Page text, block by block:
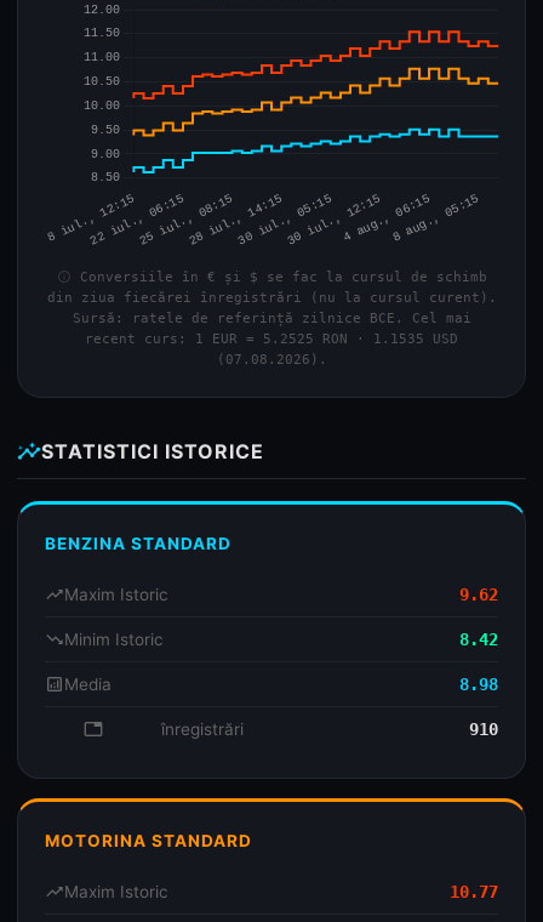
info Conversiile în € și $ se fac la cursul de schimb
din ziua fiecărei înregistrări (nu la cursul curent).
Sursă: ratele de referință zilnice BCE. Cel mai
recent curs: 1 EUR = 5.2525 RON · 1.1535 USD
(07.08.2026).
insightsSTATISTICI ISTORICE
BENZINA STANDARD
trending_upMaxim Istoric 9.62
trending_downMinim Istoric 8.42
analyticsMedia 8.98
database înregistrări 910
MOTORINA STANDARD
trending_upMaxim Istoric 10.77